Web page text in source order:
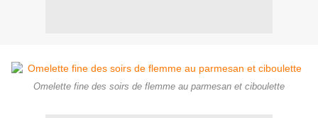
Omelette fine des soirs de flemme au parmesan et ciboulette